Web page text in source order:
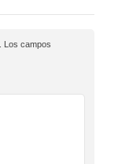
Los campos